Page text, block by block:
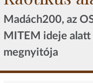
Madách200, az
MITEM ideje alatt
megnyitója